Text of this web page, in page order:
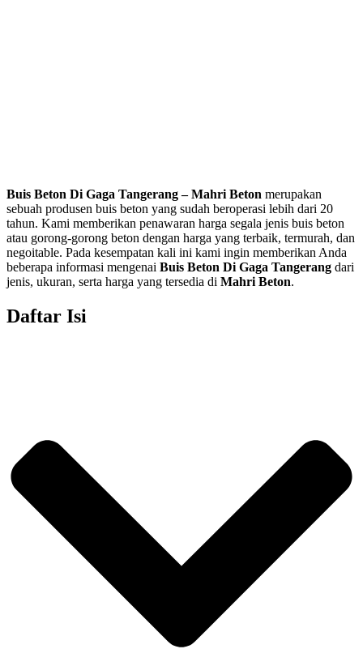
Buis Beton Di Gaga Tangerang – Mahri Beton merupakan
sebuah produsen buis beton yang sudah beroperasi lebih dari 20
tahun. Kami memberikan penawaran harga segala jenis buis beton
atau gorong-gorong beton dengan harga yang terbaik, termurah, dan
negoitable. Pada kesempatan kali ini kami ingin memberikan Anda
beberapa informasi mengenai Buis Beton Di Gaga Tangerang dari
jenis, ukuran, serta harga yang tersedia di Mahri Beton.
Daftar Isi